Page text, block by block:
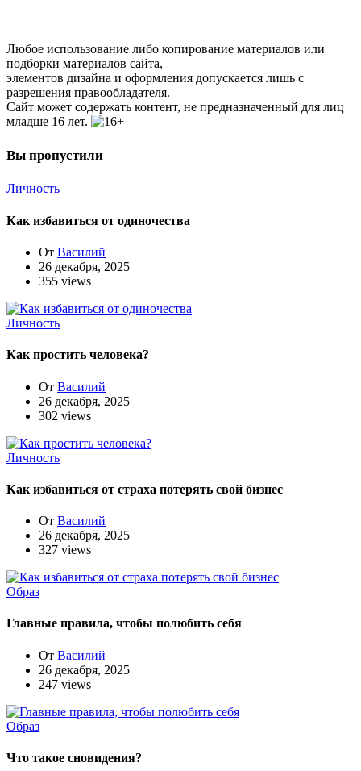
Любое использование либо копирование материалов или
подборки материалов сайта,
элементов дизайна и оформления допускается лишь с
разрешения правообладателя.
Сайт может содержать контент, не предназначенный для лиц
младше 16 лет.
Вы пропустили
Личность
Как избавиться от одиночества
От Василий
26 декабря, 2025
355 views
Личность
Как простить человека?
От Василий
26 декабря, 2025
302 views
Личность
Как избавиться от страха потерять свой бизнес
От Василий
26 декабря, 2025
327 views
Образ
Главные правила, чтобы полюбить себя
От Василий
26 декабря, 2025
247 views
Образ
Что такое сновидения?